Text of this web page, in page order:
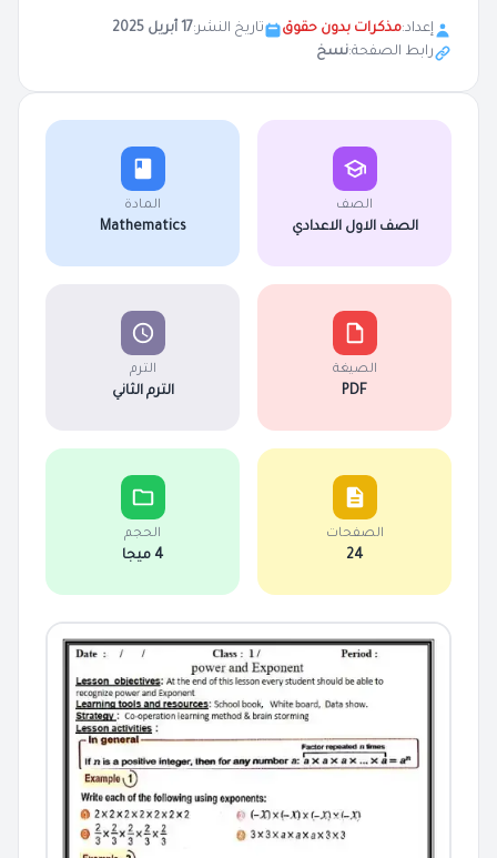
إعداد:مذكرات بدون حقوق تاريخ النشر:17 أبريل 2025
رابط الصفحة:نسخ
الصف
الصف الاول الاعدادي
المادة
Mathematics
الصيغة
PDF
الترم
الترم الثاني
الصفحات
24
الحجم
4 ميجا